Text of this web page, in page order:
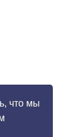
что мы